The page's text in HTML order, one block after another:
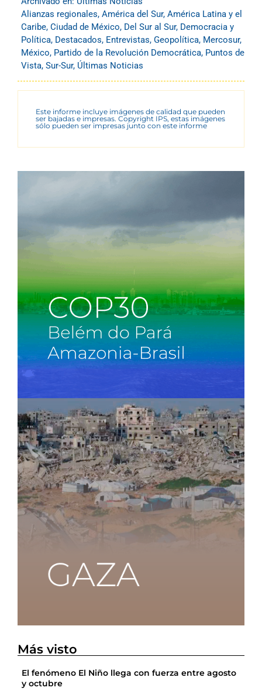
Alianzas regionales, América del Sur, América Latina y el
Caribe, Ciudad de México, Del Sur al Sur, Democracia y
Política, Destacados, Entrevistas, Geopolítica, Mercosur,
México, Partido de la Revolución Democrática, Puntos de
Vista, Sur-Sur, Últimas Noticias
Este informe incluye imágenes de calidad que pueden
ser bajadas e impresas. Copyright IPS, estas imágenes
sólo pueden ser impresas junto con este informe
Más visto
El fenómeno El Niño llega con fuerza entre agosto
y octubre